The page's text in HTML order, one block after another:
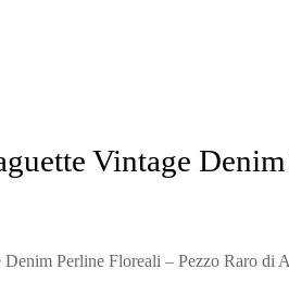
Vintage
Perline Floreali – Pezzo Raro di